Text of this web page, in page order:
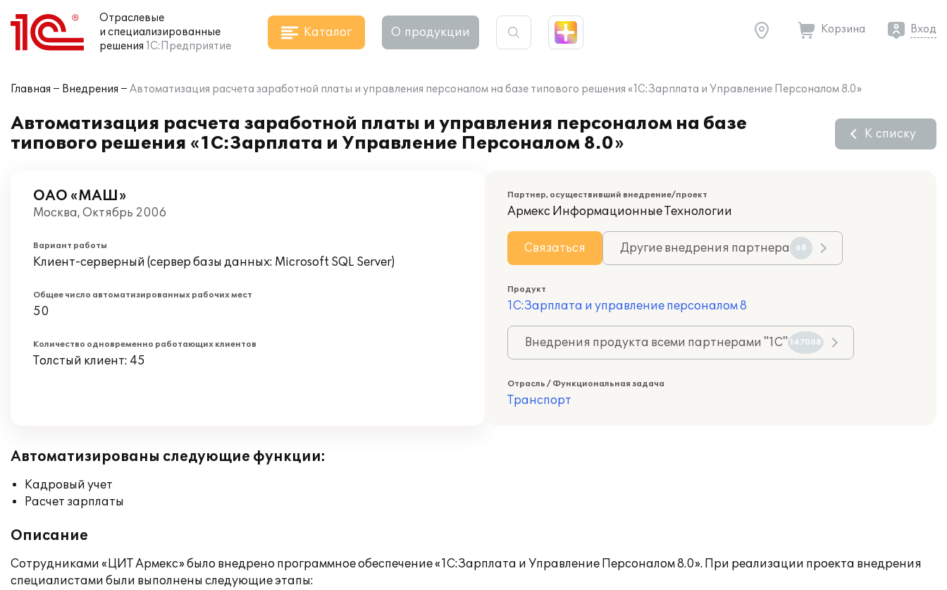
Отраслевые
и специализированные
решения 1С:Предприятие
Каталог О продукции Корзина Вход
Главная Внедрения Автоматизация расчета заработной платы и управления персоналом на базе типового решения «1С:Зарплата и Управление Персоналом 8.0»
Автоматизация расчета заработной платы и управления персоналом на базе
типового решения «1С:Зарплата и Управление Персоналом 8.0»
К списку
ОАО «МАШ»
Москва, Октябрь 2006
Вариант работы
Клиент-серверный (сервер базы данных: Microsoft SQL Server)
Общее число автоматизированных рабочих мест
50
Количество одновременно работающих клиентов
Толстый клиент: 45
Партнер, осуществивший внедрение/проект
Армекс Информационные Технологии
Связаться Другие внедрения партнера 68
Продукт
1С:Зарплата и управление персоналом 8
Внедрения продукта всеми партнерами "1С" 147008
Отрасль / Функциональная задача
Транспорт
Автоматизированы следующие функции:
Кадровый учет
Расчет зарплаты
Описание
Сотрудниками «ЦИТ Армекс» было внедрено программное обеспечение «1С:Зарплата и Управление Персоналом 8.0». При реализации проекта внедрения
специалистами были выполнены следующие этапы: